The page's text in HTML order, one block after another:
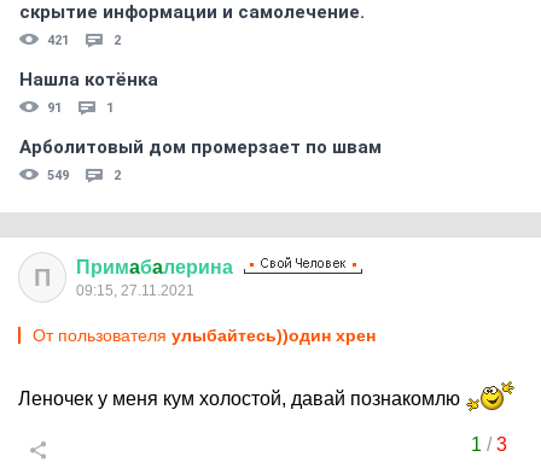
скрытиe информации и самолечение.
421 2
Нашла котёнка
91 1
Арболитовый дом промерзает по швам
549 2
П Примaбaлерина
09:15, 27.11.2021
От пользователя улыбайтесь))один хрен
Леночек у меня кум холостой, давай познакомлю
1 /3